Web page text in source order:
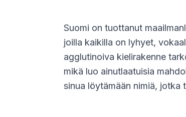
Suomi on tuottanut
joilla kaikilla on lyhyet,
agglutinoiva kielirakenne
mikä luo ainutlaatuisia
sinua löytämään nimiä, jotka